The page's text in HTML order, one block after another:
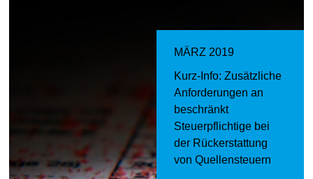
MÄRZ 2019
Kurz-Info: Zusätzliche
Anforderungen an
beschränkt
Steuerpflichtige bei
der Rückerstattung
von Quellensteuern